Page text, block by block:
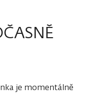
je momentálně